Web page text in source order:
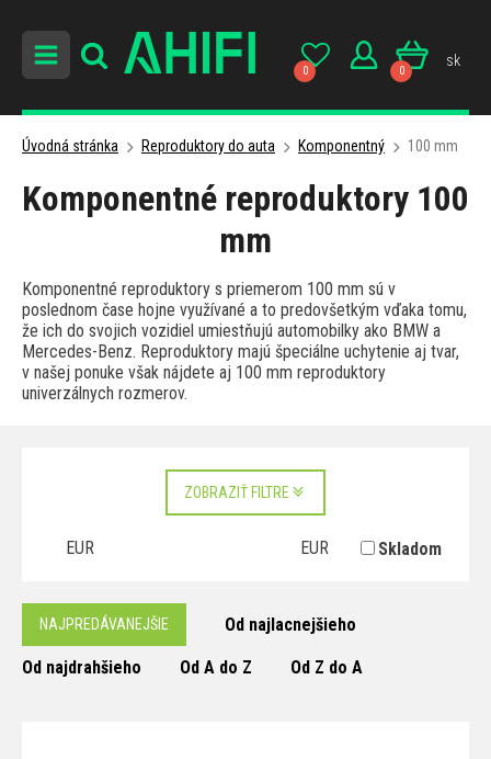
0 0
sk
Úvodná stránka Reproduktory do auta Komponentný 100 mm
Komponentné reproduktory 100
mm
Komponentné reproduktory s priemerom 100 mm sú v
poslednom čase hojne využívané a to predovšetkým vďaka tomu,
že ich do svojich vozidiel umiestňujú automobilky ako BMW a
Mercedes-Benz. Reproduktory majú špeciálne uchytenie aj tvar,
v našej ponuke však nájdete aj 100 mm reproduktory
univerzálnych rozmerov.
ZOBRAZIŤ FILTRE
EUR EUR Skladom
NAJPREDÁVANEJŠIE Od najlacnejšieho
Od najdrahšieho Od A do Z Od Z do A